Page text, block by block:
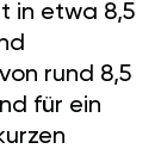
in etwa 8,5
rund 8,5
für ein